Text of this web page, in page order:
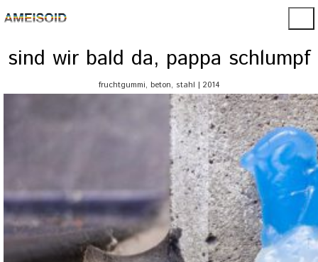
sind wir bald da, pappa schlumpf
fruchtgummi, beton, stahl | 2014